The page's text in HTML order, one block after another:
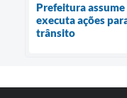
Prefeitura assume
executa ações
trânsito